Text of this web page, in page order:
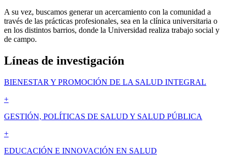
A su vez, buscamos generar un acercamiento con la comunidad a
través de las prácticas profesionales, sea en la clínica universitaria o
en los distintos barrios, donde la Universidad realiza trabajo social y
de campo.
Líneas de investigación
BIENESTAR Y PROMOCIÓN DE LA SALUD INTEGRAL
+
GESTIÓN, POLÍTICAS DE SALUD Y SALUD PÚBLICA
+
EDUCACIÓN E INNOVACIÓN EN SALUD